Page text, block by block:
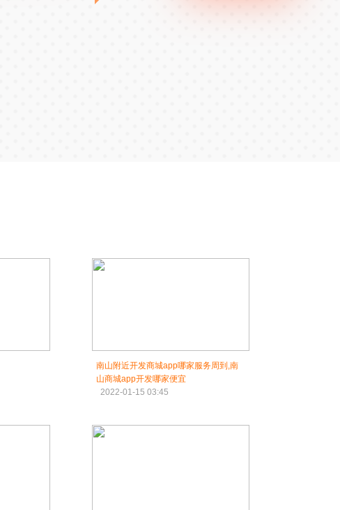
南山附近开发商城app哪家服务周到,南
山商城app开发哪家便宜
2022-01-15 03:45